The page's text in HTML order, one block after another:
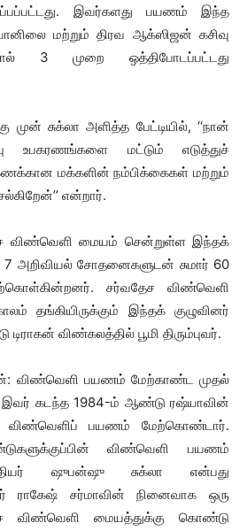
இவர்களது பயணம் இந்த
மற்றும் திரவ ஆக்ஸிஜன் கசிவு
3 முறை ஒத்திபோடப்பட்டது
சுக்லா அளித்த பேட்டியில், ‘‘நான்
உபகரணங்களை மட்டும் எடுத்துச்
மக்களின் நம்பிக்கைகள் மற்றும்
என்றார்.
விண்வெளி மையம் சென்றுள்ள இந்தக்
அறிவியல் சோதனைகளுடன் சுமார் 60
சர்வதேச விண்வெளி
தங்கியிருக்கும் இந்தக் குழுவினர்
டிராகன் விண்கலத்தில் பூமி திரும்புவர்.
விண்வெளி பயணம் மேற்காண்ட முதல்
இவர் கடந்த 1984-ம் ஆண்டு ரஷ்யாவின்
விண்வெளிப் பயணம் மேற்கொண்டார்.
விண்வெளி பயணம்
ஷுபன்ஷு சுக்லா என்பது
ராகேஷ் சர்மாவின் நினைவாக ஒரு
விண்வெளி மையத்துக்கு கொண்டு